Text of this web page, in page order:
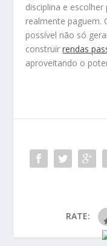
disciplina e
realmente paguem.
possível não só
construirrendas
aproveitando o
RATE: